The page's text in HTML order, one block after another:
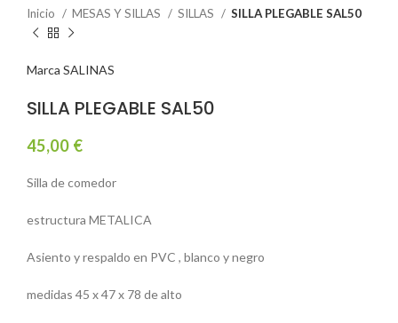
Inicio MESAS Y SILLAS SILLAS SILLA PLEGABLE SAL50
Marca SALINAS
SILLA PLEGABLE SAL50
45,00 €
Silla de comedor
estructura METALICA
Asiento y respaldo en PVC , blanco y negro
medidas 45 x 47 x 78 de alto